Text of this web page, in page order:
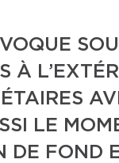
À
LE
DE FOND